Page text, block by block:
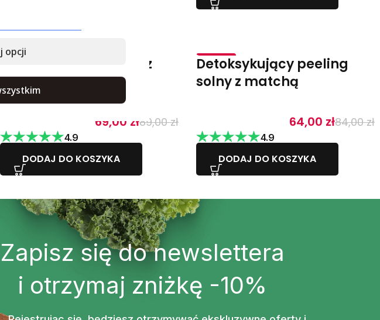
Antycellulitowy krem z
algami i matchą
89,00zł
69,00 zł
4.9
DODAJ DO KOSZYKA
-24%
Detoksykujący peeling
solny z matchą
84,00zł
64,00 zł
4.9
DODAJ DO KOSZYKA
Zapisz się do newslettera
i otrzymaj zniżkę -10%
opcji